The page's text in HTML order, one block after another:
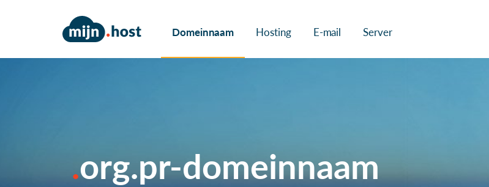
Domeinnaam Hosting E-mail Server
org.pr-domeinnaam